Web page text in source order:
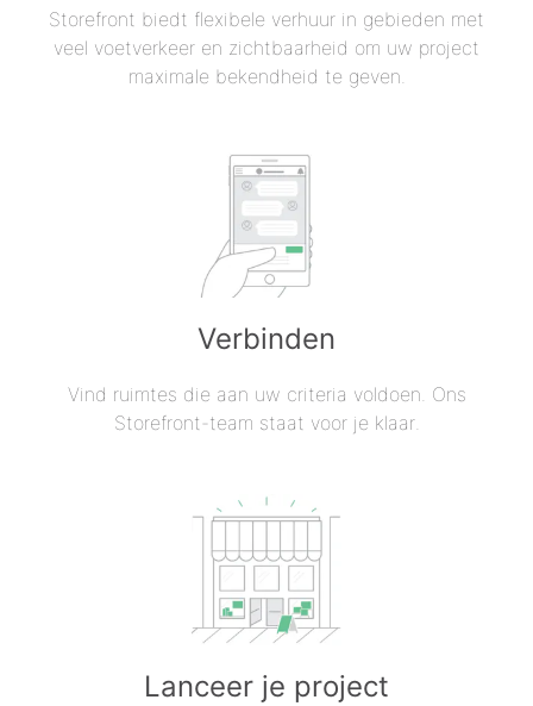
Storefront biedt flexibele verhuur in gebieden met
veel voetverkeer en zichtbaarheid om uw project
maximale bekendheid te geven.
Verbinden
Vind ruimtes die aan uw criteria voldoen. Ons
Storefront-team staat voor je klaar.
Lanceer je project